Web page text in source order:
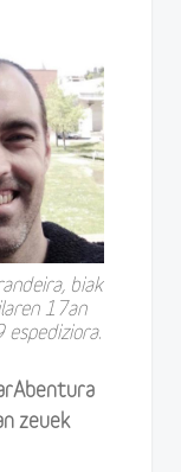
biak
17an
zeuek